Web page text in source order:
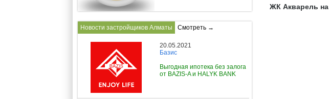
ЖК Акварель на
Новости застройщиков Алматы Смотреть →
20.05.2021
Базис
Выгодная ипотека без залога
от BAZIS-A и HALYK BANK